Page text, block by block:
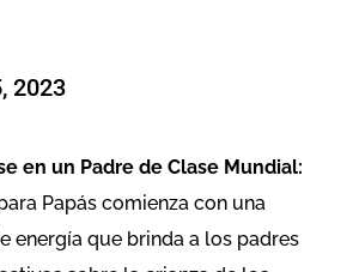
2023
en un Padre de Clase Mundial:
Papás comienza con una
energía que brinda a los padres